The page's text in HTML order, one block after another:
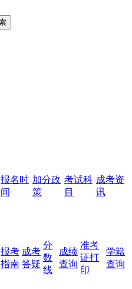
报名时
间
加分政
策
考试科
目
成考资
讯
报考
指南
成考
答疑
分
数
线
成绩
查询
准考
证打
印
学籍
查询